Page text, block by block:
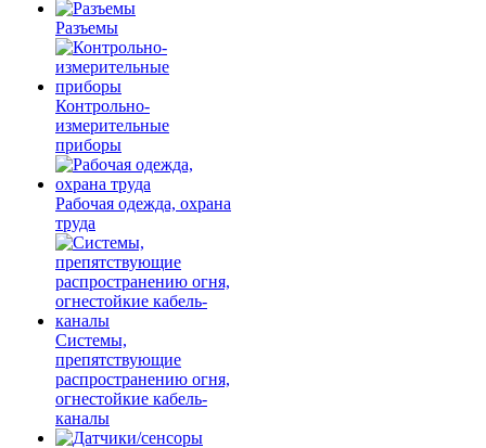
Разъемы
Контрольно-
измерительные
приборы
Рабочая одежда, охрана
труда
Системы,
препятствующие
распространению огня,
огнестойкие кабель-
каналы